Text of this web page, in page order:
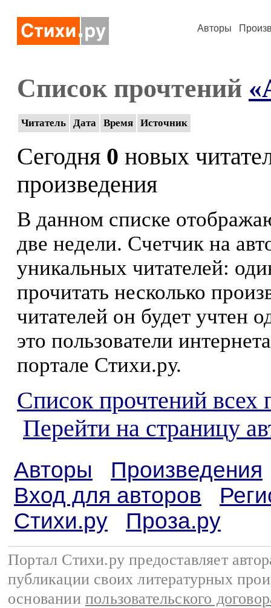
Авторы
Список прочтений
Читатель Дата Время Источник
Сегодня 0 новых
произведения
В данном списке
две недели. Счетчик на
уникальных читателей:
прочитать несколько
читателей он будет учтен
это пользователи
портале Стихи.ру.
Список прочтений всех
Перейти на страницу
Авторы
Произведения
Вход для авторов
Стихи.ру
Проза.ру
Портал Стихи.ру предоставляет
публикации своих литературных
основании пользовательского